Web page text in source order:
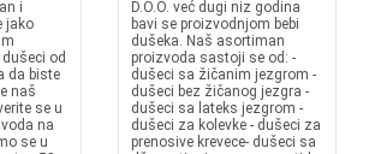
i
jako
od
da biste
naš
se u
na
se u
D.O.O. već dugi niz godina
bavi se proizvodnjom bebi
dušeka. Naš asortiman
proizvoda sastoji se od: -
dušeci sa žičanim jezgrom -
dušeci bez žičanog jezgra -
dušeci sa lateks jezgrom -
dušeci za kolevke - dušeci za
prenosive krevece- dušeci sa